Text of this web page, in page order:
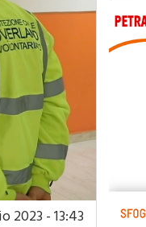
2023 - 13:43